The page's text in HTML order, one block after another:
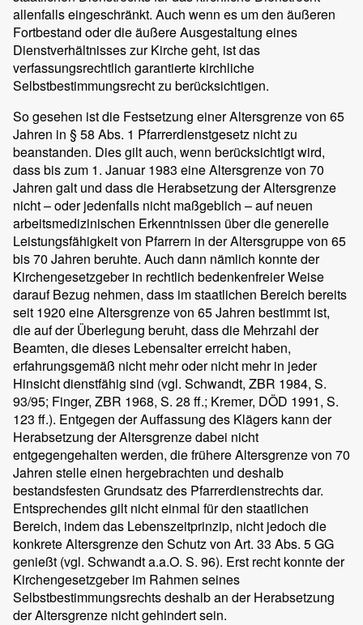
allenfalls eingeschränkt. Auch wenn es um den äußeren
Fortbestand oder die äußere Ausgestaltung eines
Dienstverhältnisses zur Kirche geht, ist das
verfassungsrechtlich garantierte kirchliche
Selbstbestimmungsrecht zu berücksichtigen.
So gesehen ist die Festsetzung einer Altersgrenze von 65
Jahren in § 58 Abs. 1 Pfarrerdienstgesetz nicht zu
beanstanden. Dies gilt auch, wenn berücksichtigt wird,
dass bis zum 1. Januar 1983 eine Altersgrenze von 70
Jahren galt und dass die Herabsetzung der Altersgrenze
nicht – oder jedenfalls nicht maßgeblich – auf neuen
arbeitsmedizinischen Erkenntnissen über die generelle
Leistungsfähigkeit von Pfarrern in der Altersgruppe von 65
bis 70 Jahren beruhte. Auch dann nämlich konnte der
Kirchengesetzgeber in rechtlich bedenkenfreier Weise
darauf Bezug nehmen, dass im staatlichen Bereich bereits
seit 1920 eine Altersgrenze von 65 Jahren bestimmt ist,
die auf der Überlegung beruht, dass die Mehrzahl der
Beamten, die dieses Lebensalter erreicht haben,
erfahrungsgemäß nicht mehr oder nicht mehr in jeder
Hinsicht dienstfähig sind (vgl. Schwandt, ZBR 1984, S.
93/95; Finger, ZBR 1968, S. 28 ff.; Kremer, DÖD 1991, S.
123 ff.). Entgegen der Auffassung des Klägers kann der
Herabsetzung der Altersgrenze dabei nicht
entgegengehalten werden, die frühere Altersgrenze von 70
Jahren stelle einen hergebrachten und deshalb
bestandsfesten Grundsatz des Pfarrerdienstrechts dar.
Entsprechendes gilt nicht einmal für den staatlichen
Bereich, indem das Lebenszeitprinzip, nicht jedoch die
konkrete Altersgrenze den Schutz von Art. 33 Abs. 5 GG
genießt (vgl. Schwandt a.a.O. S. 96). Erst recht konnte der
Kirchengesetzgeber im Rahmen seines
Selbstbestimmungsrechts deshalb an der Herabsetzung
der Altersgrenze nicht gehindert sein.